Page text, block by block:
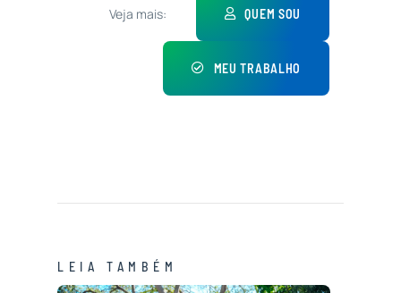
Veja mais: QUEM SOU
MEU TRABALHO
LEIA TAMBÉM